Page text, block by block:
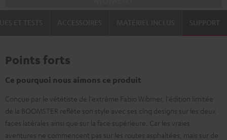
SUPPORT
Points forts
Ce pourquoi nous aimons ce produit
Conçue par le vététiste de l'extrême Fabio Wibmer, l'édition limitée
de la BOOMSTER reflète son style avec ses cinq designs sur les deux
faces latérales ainsi que sur la face supérieure. Car les vraies
aventures ne commencent pas sur les routes asphaltées, mais sur de